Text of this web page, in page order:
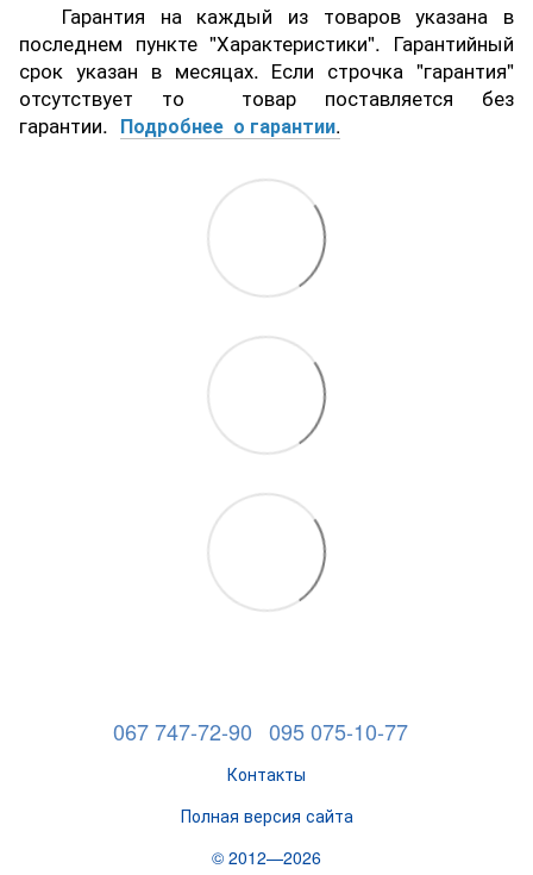
Гарантия на каждый из товаров указана в
последнем пункте "Характеристики". Гарантийный
срок указан в месяцах. Если строчка "гарантия"
отсутствует то товар поставляется без
гарантии. Подробнее о гарантии.
067 747-72-90 095 075-10-77
Контакты
Полная версия сайта
© 2012—2026